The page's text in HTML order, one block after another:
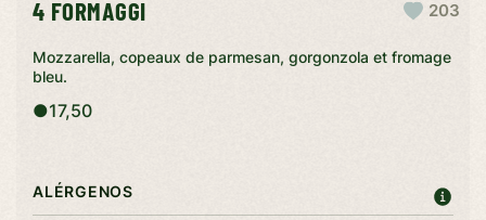
4 FORMAGGI 203
Mozzarella, copeaux de parmesan, gorgonzola et fromage
bleu.
●17,50
ALÉRGENOS